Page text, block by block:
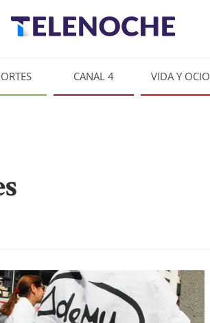
CANAL 4 VIDA Y OCIO